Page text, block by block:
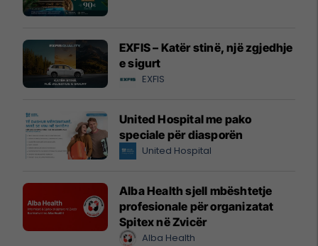
EXFIS – Katër stinë, një zgjedhje
e sigurt
EXFIS
United Hospital me pako
speciale për diasporën
United Hospital
Alba Health sjell mbështetje
profesionale për organizatat
Spitex në Zvicër
Alba Health